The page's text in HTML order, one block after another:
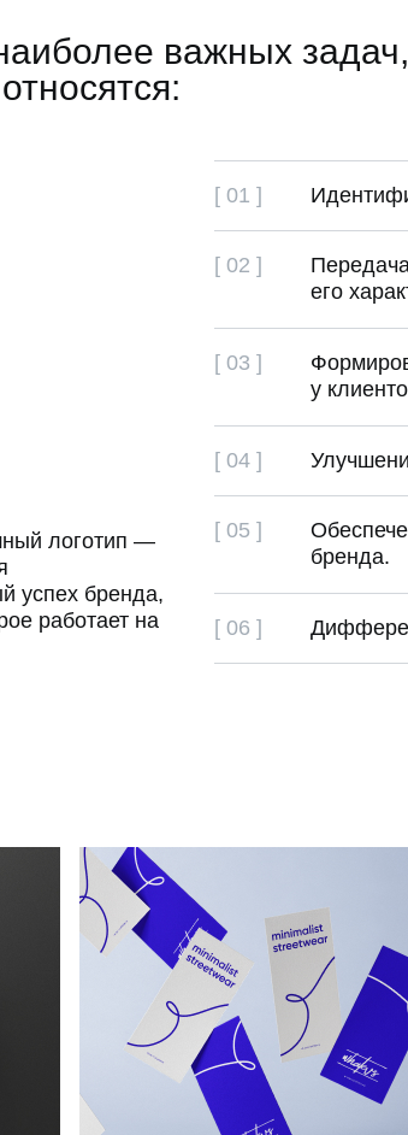
важных
логотип —
успех бренда,
работает на
[ 01 ]
его
[ 02 ]
у
[ 03 ]
[ 04 ]
бренда.
[ 05 ]
[ 06 ]